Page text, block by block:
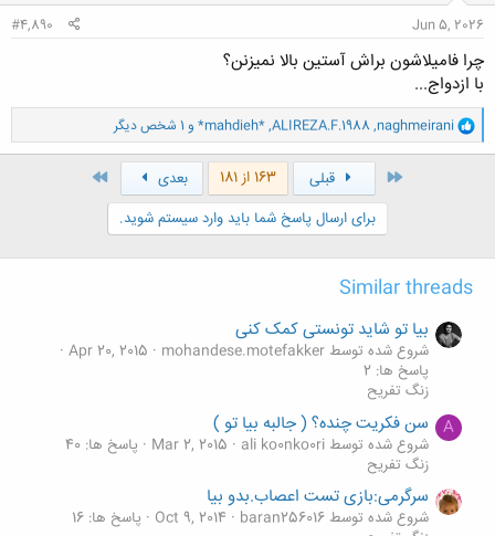
Jun 5, 2026
#4,890
چرا فامیلاشون براش آستین بالا نمیزنن؟
با ازدواج...
و
ا
ک
naghmeirani
,
ALIREZA.F.1988
,
*mahdieh* و 1 شخص دیگر
اول قبلی 163 از 181 بعدی
برای ارسال پاسخ شما باید وارد سیستم شوید.
Similar threads
بیا تو شاید تونستی کمک کنی
شروع شده توسط mohandese.motefakker
Apr 20, 2015
پاسخ ها: 2
زنگ تفريح
A سن فکریت چنده؟ ( جالبه بیا تو )
شروع شده توسط ali ko0nko0ri Mar 2, 2015
پاسخ ها: 40
زنگ تفريح
سرگرمی:بازی تست اعصاب.بدو بیا
شروع شده توسط baran256016 Oct 9, 2014
پاسخ ها: 16